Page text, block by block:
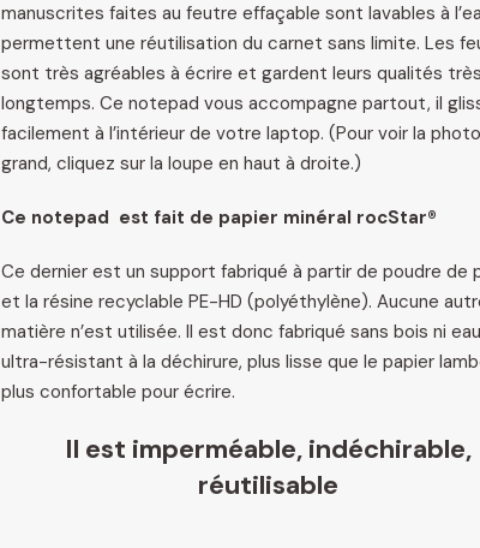
manuscrites faites au feutre effaçable sont lavables à
permettent une réutilisation du carnet sans limite. Les
sont très agréables à écrire et gardent leurs qualités très
longtemps. Ce notepad vous accompagne partout, il
facilement à l’intérieur de votre laptop. (Pour voir la
grand, cliquez sur la loupe en haut à droite.)
Ce notepad est fait de papier minéral rocStar®
Ce dernier est un support fabriqué à partir de poudre de
et la résine recyclable PE-HD (polyéthylène). Aucune
matière n’est utilisée. Il est donc fabriqué sans bois ni
ultra-résistant à la déchirure, plus lisse que le papier
plus confortable pour écrire.
Il est imperméable, indéchirable,
réutilisable